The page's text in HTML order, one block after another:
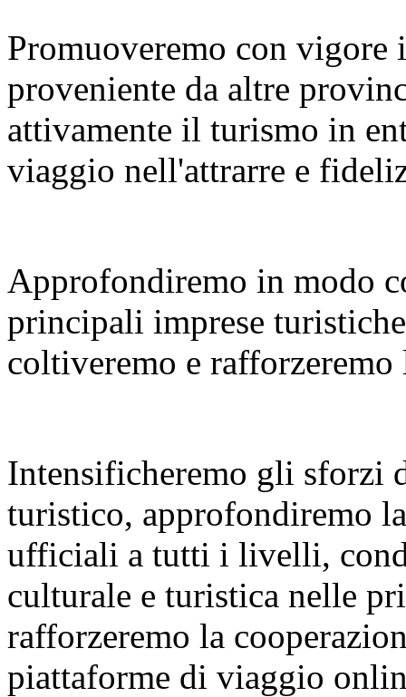
Promuoveremo con
proveniente da altre
attivamente il turismo in
viaggio nell'attrarre e
Approfondiremo in modo
principali imprese
coltiveremo e
Intensificheremo gli sforzi
turistico, approfondiremo
ufficiali a tutti i livelli,
culturale e turistica nelle
rafforzeremo la
piattaforme di viaggio